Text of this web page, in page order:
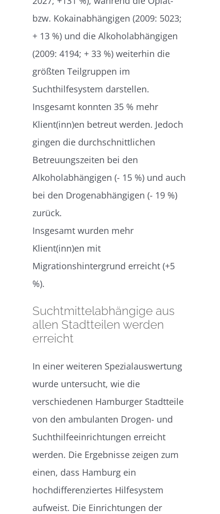
bzw. Kokainabhängigen (2009: 5023;
+ 13 %) und die Alkoholabhängigen
(2009: 4194; + 33 %) weiterhin die
größten Teilgruppen im
Suchthilfesystem darstellen.
Insgesamt konnten 35 % mehr
Klient(inn)en betreut werden. Jedoch
gingen die durchschnittlichen
Betreuungszeiten bei den
Alkoholabhängigen (- 15 %) und auch
bei den Drogenabhängigen (- 19 %)
zurück.
Insgesamt wurden mehr
Klient(inn)en mit
Migrationshintergrund erreicht (+5
%).
Suchtmittelabhängige aus
allen Stadtteilen werden
erreicht
In einer weiteren Spezialauswertung
wurde untersucht, wie die
verschiedenen Hamburger Stadtteile
von den ambulanten Drogen- und
Suchthilfeeinrichtungen erreicht
werden. Die Ergebnisse zeigen zum
einen, dass Hamburg ein
hochdifferenziertes Hilfesystem
aufweist. Die Einrichtungen der